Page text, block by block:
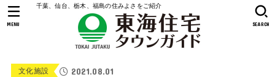
千葉、仙台、栃木、福島の住みよさをご紹介
SEARCH
MENU
文化施設 2021.08.01